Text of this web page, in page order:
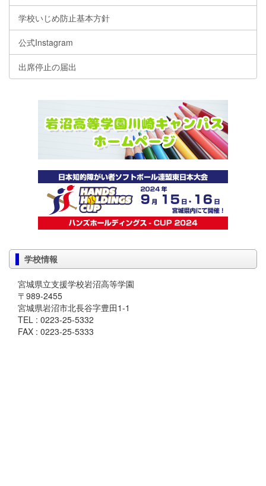
学校いじめ防止基本方針
公式Instagram
出席停止の届出
学校情報
宮城県立支援学校岩沼高等学園
〒989-2455
宮城県岩沼市北長谷字豊田1-1
TEL : 0223-25-5332
FAX : 0223-25-5333